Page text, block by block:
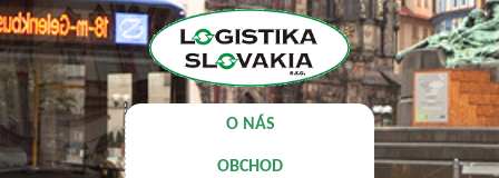
O NÁS
OBCHOD